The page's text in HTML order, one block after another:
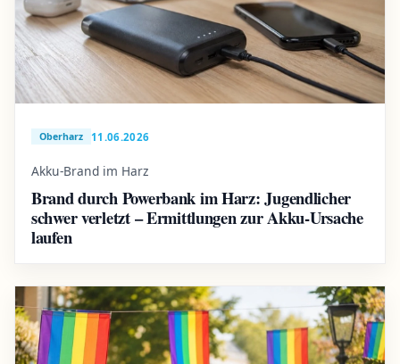
Oberharz 11.06.2026
Akku-Brand im Harz
Brand durch Powerbank im Harz: Jugendlicher
schwer verletzt – Ermittlungen zur Akku-Ursache
laufen